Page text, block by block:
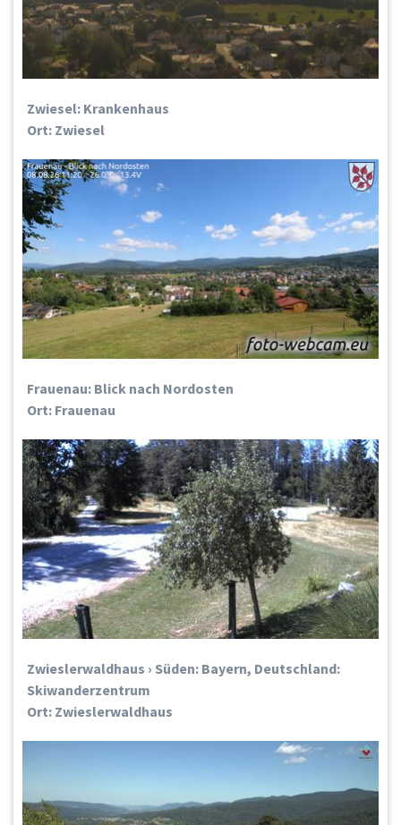
Zwiesel: Krankenhaus
Ort: Zwiesel
Frauenau: Blick nach Nordosten
Ort: Frauenau
Zwieslerwaldhaus › Süden: Bayern, Deutschland:
Skiwanderzentrum
Ort: Zwieslerwaldhaus